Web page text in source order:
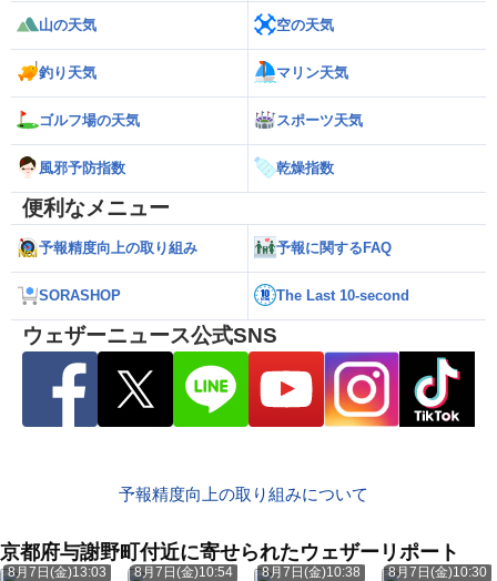
山の天気 空の天気
釣り天気 マリン天気
ゴルフ場の天気 スポーツ天気
風邪予防指数 乾燥指数
便利なメニュー
予報精度向上の取り組み 予報に関するFAQ
SORASHOP The Last 10-second
ウェザーニュース公式SNS
予報精度向上の取り組みについて
京都府与謝野町付近に寄せられたウェザーリポート
8月7日(金)13:03 8月7日(金)10:54 8月7日(金)10:38 8月7日(金)10:30